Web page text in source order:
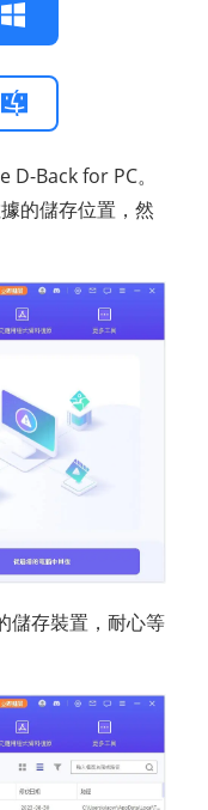
Back for PC。
的儲存位置，然
儲存裝置，耐心等